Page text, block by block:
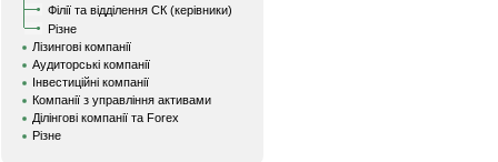
Філії та відділення СК (керівники)
Різне
Лізингові компанії
Аудиторські компанії
Інвестиційні компанії
Компанії з управління активами
Ділінгові компанії та Forex
Різне